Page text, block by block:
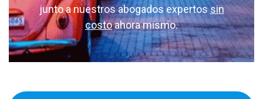
junto a nuestros abogados expertossin
costoahora mismo.